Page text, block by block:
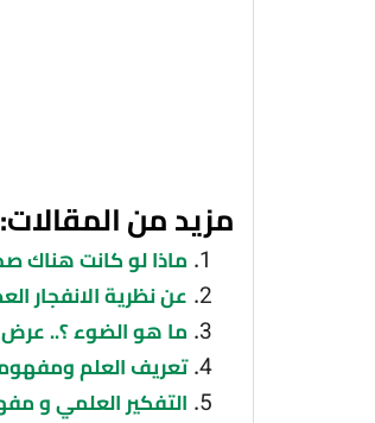
مزيد من المقالات:
ماذا لو كانت هناك
عن نظرية الانفجار
ما هو الضوء ؟.. عرض
تعريف العلم
التفكير العلمي و